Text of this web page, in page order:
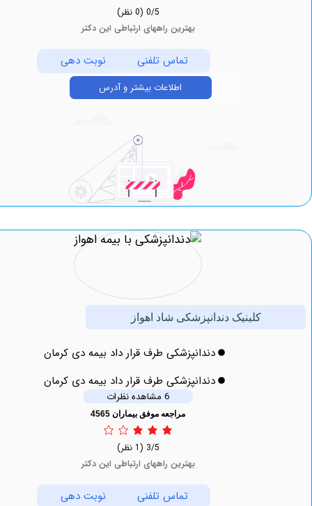
بهترین راههای ارتباطی این دکتر
تماس تلفنی نوبت دهی
اطلاعات بیشتر و آدرس
کلینیک دندانپزشکی شاد اهواز
دندانپزشکی طرف قرار داد بیمه دی کرمان
دندانپزشکی طرف قرار داد بیمه دی کرمان
مراجعه موفق بیماران 4565
بهترین راههای ارتباطی این دکتر
تماس تلفنی نوبت دهی